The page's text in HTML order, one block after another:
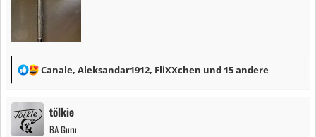
R
a
k
Canale, Aleksandar1912, FliXXchen und 15 andere
tölkie
BA Guru